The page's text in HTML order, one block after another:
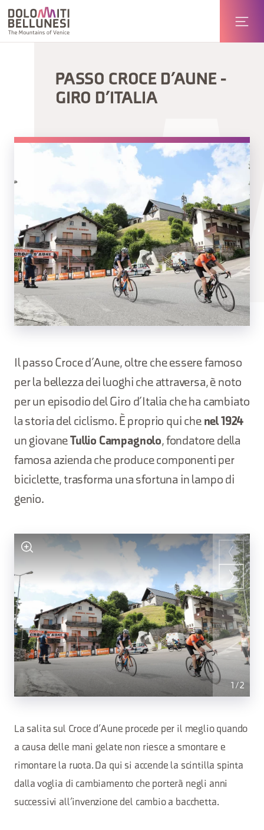
PASSO CROCE D’AUNE -
GIRO D’ITALIA
Il passo Croce d’Aune, oltre che essere famoso
per la bellezza dei luoghi che attraversa, è noto
per un episodio del Giro d’Italia che ha cambiato
la storia del ciclismo. È proprio qui che nel 1924
un giovane Tullio Campagnolo, fondatore della
famosa azienda che produce componenti per
biciclette, trasforma una sfortuna in lampo di
genio.
1 /2
La salita sul Croce d’Aune procede per il meglio quando
a causa delle mani gelate non riesce a smontare e
rimontare la ruota. Da qui si accende la scintilla spinta
dalla voglia di cambiamento che porterà negli anni
successivi all’invenzione del cambio a bacchetta.